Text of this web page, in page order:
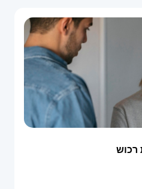
רכוש